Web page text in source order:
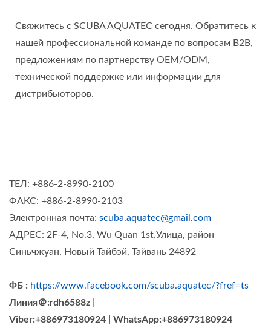
Свяжитесь с SCUBA AQUATEC сегодня. Обратитесь к
нашей профессиональной команде по вопросам B2B,
предложениям по партнерству OEM/ODM,
технической поддержке или информации для
дистрибьюторов.
ТЕЛ: +886-2-8990-2100
ФАКС: +886-2-8990-2103
Электронная почта: scuba.aquatec@gmail.com
АДРЕС: 2F-4, No.3, Wu Quan 1st.Улица, район
Синьчжуан, Новый Тайбэй, Тайвань 24892
ФБ : https://www.facebook.com/scuba.aquatec/?fref=ts
Линия＠:rdh6588z
Viber:+886973180924 | WhatsApp:+886973180924